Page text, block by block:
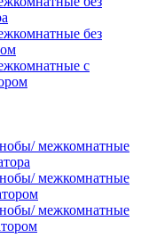
без
с
межкомнатные
межкомнатные
межкомнатные